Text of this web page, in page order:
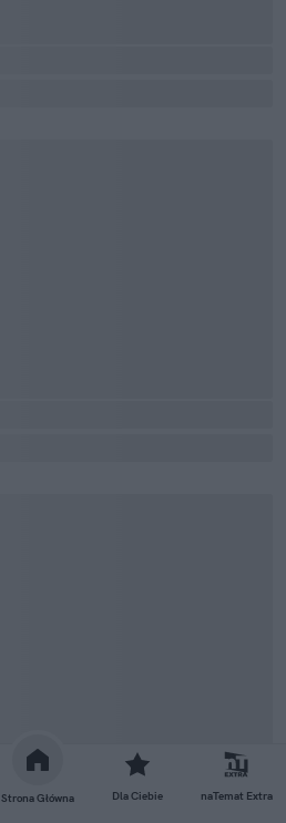
Strona Główna Dla Ciebie naTemat Extra